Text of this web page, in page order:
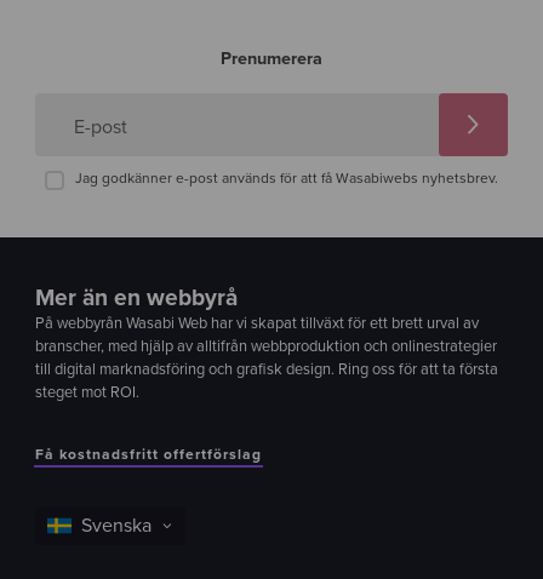
Prenumerera
E-post
Jag godkänner e-post används för att få Wasabiwebs nyhetsbrev.
Mer än en webbyrå
På webbyrån Wasabi Web har vi skapat tillväxt för ett brett urval av
branscher, med hjälp av alltifrån webbproduktion och onlinestrategier
till digital marknadsföring och grafisk design. Ring oss för att ta första
steget mot ROI.
Få kostnadsfritt offertförslag